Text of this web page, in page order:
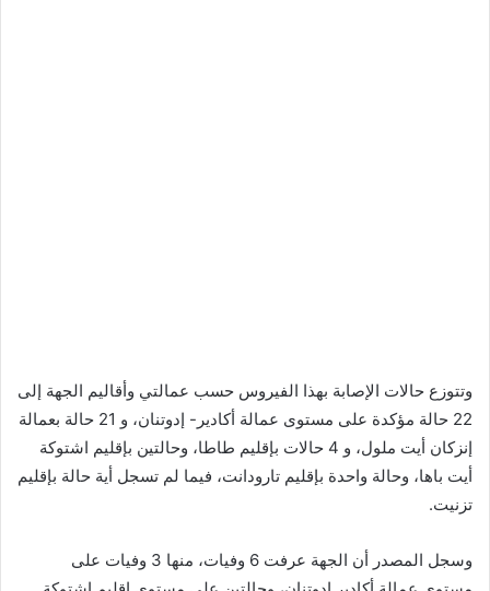
وتتوزع حالات الإصابة بهذا الفيروس حسب عمالتي وأقاليم الجهة إلى
22 حالة مؤكدة على مستوى عمالة أكادير- إدوتنان، و 21 حالة بعمالة
إنزكان أيت ملول، و 4 حالات بإقليم طاطا، وحالتين بإقليم اشتوكة
أيت باها، وحالة واحدة بإقليم تارودانت، فيما لم تسجل أية حالة بإقليم
تزنيت.
وسجل المصدر أن الجهة عرفت 6 وفيات، منها 3 وفيات على